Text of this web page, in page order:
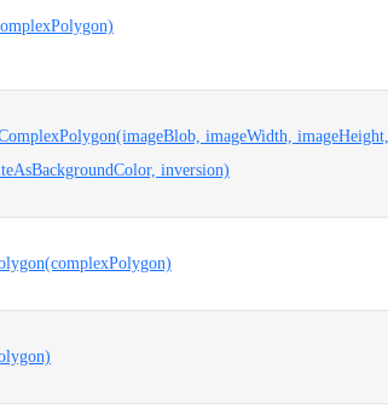
imageWidth,
inversion)